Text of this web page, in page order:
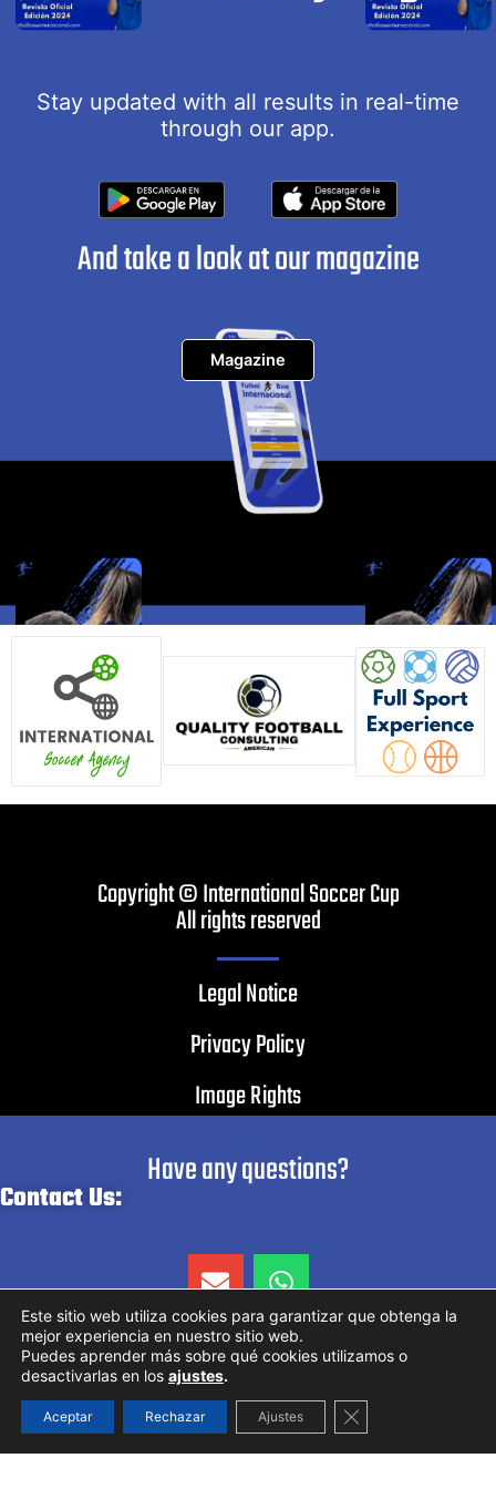
Stay updated with all results in real-time
through our app.
And take a look at our magazine
Magazine
Copyright © International Soccer Cup
All rights reserved
Legal Notice
Privacy Policy
Image Rights
Have any questions?
Contact Us:
E
n
v
e
l
o
p
e
W
h
a
t
a
p
p
Este sitio web utiliza cookies para garantizar que obtenga la
mejor experiencia en nuestro sitio web.
Puedes aprender más sobre qué cookies utilizamos o
desactivarlas en los ajustes.
Aceptar Rechazar Ajustes Cerrar el banner de